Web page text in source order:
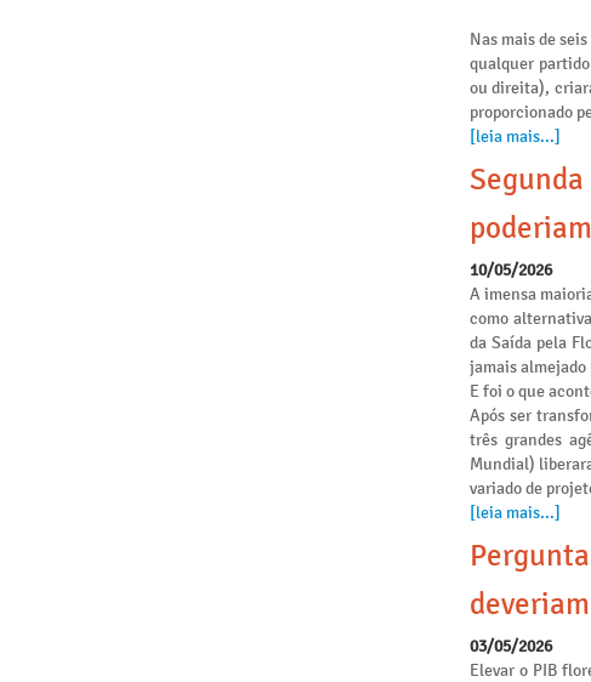
Nas mais de
qualquer
ou direita),
proporcionado
[leia mais...]
10/05/2026
A imensa
como
da Saída pela
jamais almejado
E foi o que
Após ser
três grandes
Mundial)
variado de
[leia mais...]
03/05/2026
Elevar o PIB